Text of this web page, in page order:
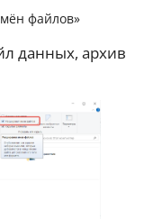
файлов»
данных, архив